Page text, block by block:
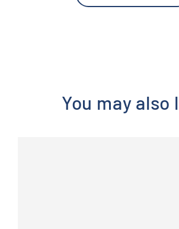
You may also